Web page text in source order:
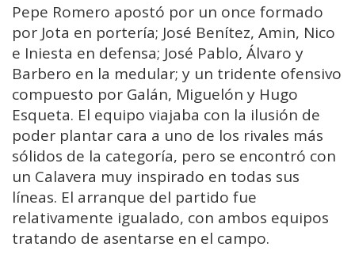
Pepe Romero apostó por un once formado
por Jota en portería; José Benítez, Amin, Nico
e Iniesta en defensa; José Pablo, Álvaro y
Barbero en la medular; y un tridente ofensivo
compuesto por Galán, Miguelón y Hugo
Esqueta. El equipo viajaba con la ilusión de
poder plantar cara a uno de los rivales más
sólidos de la categoría, pero se encontró con
un Calavera muy inspirado en todas sus
líneas. El arranque del partido fue
relativamente igualado, con ambos equipos
tratando de asentarse en el campo.